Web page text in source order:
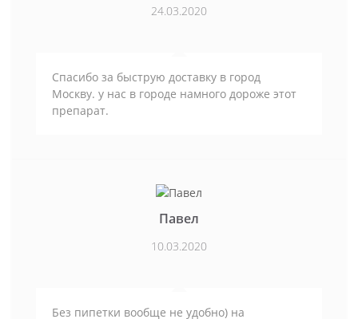
24.03.2020
Спасибо за быструю доставку в город
Москву. у нас в городе намного дороже этот
препарат.
Павел
10.03.2020
Без пипетки вообще не удобно) на